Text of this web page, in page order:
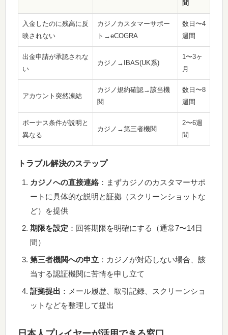
間
入金したのに残高に反
映されない
カジノカスタマーサポー
ト→eCOGRA
数日〜4
週間
出金申請が承認されな
い
カジノ→IBAS(UK系)
1〜3ヶ
月
アカウント突然凍結
カジノ規約確認→該当機
関
数日〜8
週間
ボーナス条件が説明と
異なる
カジノ→第三者機関
2〜6週
間
トラブル解決のステップ
カジノへの直接連絡：まずカジノのカスタマーサポ
ートに具体的な説明と証拠（スクリーンショットな
ど）を提供
期限を設定 ：回答期限を明確にする（通常7〜14日
間）
第三者機関への申立 ：カジノが対応しない場合、該
当する認証機関に苦情を申し立て
証拠提出 ：メール履歴、取引記録、スクリーンショ
ットなどを整理して提出